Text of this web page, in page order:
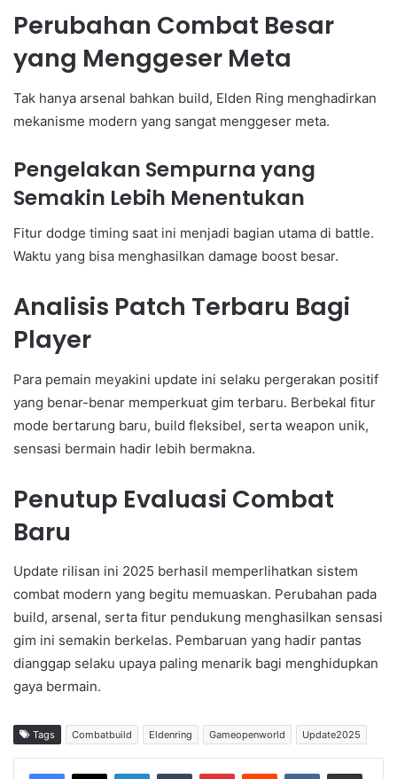
Perubahan Combat Besar
yang Menggeser Meta
Tak hanya arsenal bahkan build, Elden Ring menghadirkan
mekanisme modern yang sangat menggeser meta.
Pengelakan Sempurna yang
Semakin Lebih Menentukan
Fitur dodge timing saat ini menjadi bagian utama di battle.
Waktu yang bisa menghasilkan damage boost besar.
Analisis Patch Terbaru Bagi
Player
Para pemain meyakini update ini selaku pergerakan positif
yang benar-benar memperkuat gim terbaru. Berbekal fitur
mode bertarung baru, build fleksibel, serta weapon unik,
sensasi bermain hadir lebih bermakna.
Penutup Evaluasi Combat
Baru
Update rilisan ini 2025 berhasil memperlihatkan sistem
combat modern yang begitu memuaskan. Perubahan pada
build, arsenal, serta fitur pendukung menghasilkan sensasi
gim ini semakin berkelas. Pembaruan yang hadir pantas
dianggap selaku upaya paling menarik bagi menghidupkan
gaya bermain.
Tags Combatbuild Eldenring Gameopenworld Update2025